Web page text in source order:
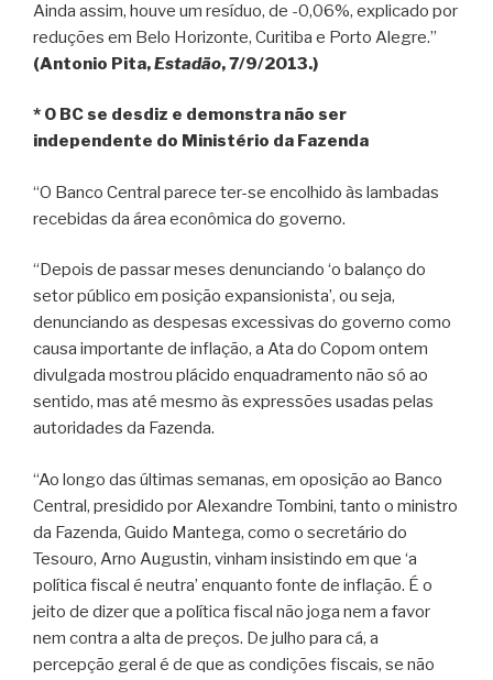
Ainda assim, houve um resíduo, de -0,06%, explicado por
reduções em Belo Horizonte, Curitiba e Porto Alegre.”
(Antonio Pita,Estadão, 7/9/2013.)
* O BC se desdiz e demonstra não ser
independente do Ministério da Fazenda
“O Banco Central parece ter-se encolhido às lambadas
recebidas da área econômica do governo.
“Depois de passar meses denunciando ‘o balanço do
setor público em posição expansionista’, ou seja,
denunciando as despesas excessivas do governo como
causa importante de inflação, a Ata do Copom ontem
divulgada mostrou plácido enquadramento não só ao
sentido, mas até mesmo às expressões usadas pelas
autoridades da Fazenda.
“Ao longo das últimas semanas, em oposição ao Banco
Central, presidido por Alexandre Tombini, tanto o ministro
da Fazenda, Guido Mantega, como o secretário do
Tesouro, Arno Augustin, vinham insistindo em que ‘a
política fiscal é neutra’ enquanto fonte de inflação. É o
jeito de dizer que a política fiscal não joga nem a favor
nem contra a alta de preços. De julho para cá, a
percepção geral é de que as condições fiscais, se não